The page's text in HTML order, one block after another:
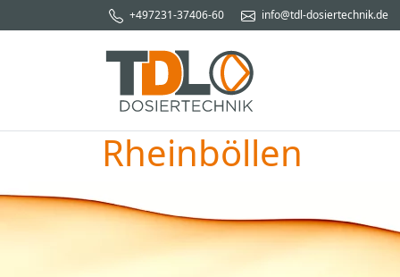
+497231-37406-60 info@tdl-dosiertechnik.de
Rheinböllen